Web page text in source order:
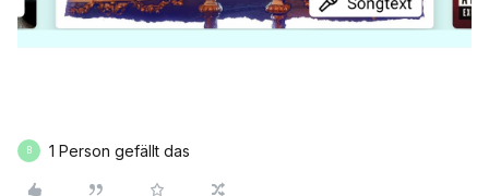
B 1 Person gefällt das